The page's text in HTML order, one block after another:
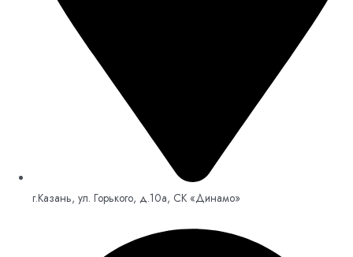
г.Казань, ул. Горького, д.10а, СК «Динамо»